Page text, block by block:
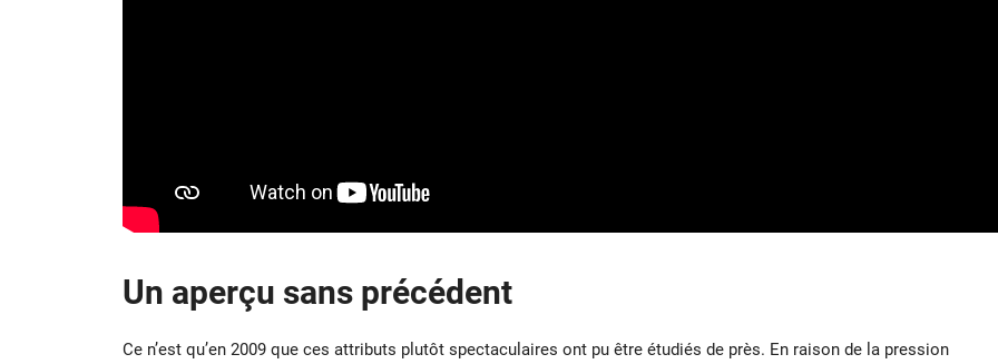
Un aperçu sans précédent
Ce n’est qu’en 2009 que ces attributs plutôt spectaculaires ont pu être étudiés de près. En raison de la pression